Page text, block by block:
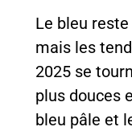
Le bleu
mais les
2025 se
plus douces
bleu pâle et